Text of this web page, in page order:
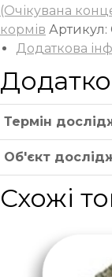
(Очікувана
кормів Артикул:
Додаткова
Термін
Об'єкт
Схожі